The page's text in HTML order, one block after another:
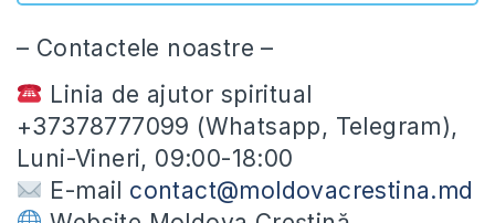
– Contactele noastre –
Linia de ajutor spiritual
+37378777099 (Whatsapp, Telegram),
Luni-Vineri, 09:00-18:00
E-mail contact@moldovacrestina.md